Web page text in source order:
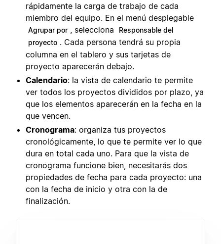
rápidamente la carga de trabajo de cada
miembro del equipo. En el menú desplegable
Agrupar por , selecciona
Responsable del
proyecto . Cada persona tendrá su propia
columna en el tablero y sus tarjetas de
proyecto aparecerán debajo.
Calendario: la vista de calendario te permite
ver todos los proyectos divididos por plazo, ya
que los elementos aparecerán en la fecha en la
que vencen.
Cronograma: organiza tus proyectos
cronológicamente, lo que te permite ver lo que
dura en total cada uno. Para que la vista de
cronograma funcione bien, necesitarás dos
propiedades de fecha para cada proyecto: una
con la fecha de inicio y otra con la de
finalización.